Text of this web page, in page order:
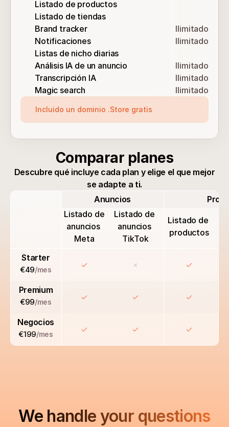
Listado de productos
Listado de tiendas
Brand tracker
Ilimitado
Notificaciones
Ilimitado
Listas de nicho diarias
Análisis IA de un anuncio
Ilimitado
Transcripción IA
Ilimitado
Magic search
Ilimitado
Incluido un dominio .Store gratis
Comparar planes
Descubre qué incluye cada plan y elige el que mejor
se adapte a ti.
Anuncios
Listado de
anuncios
Meta
Listado de
anuncios
TikTok
Listado de
productos
Starter
€49/mes
Premium
€99/mes
Negocios
€199/mes
We handle your questions